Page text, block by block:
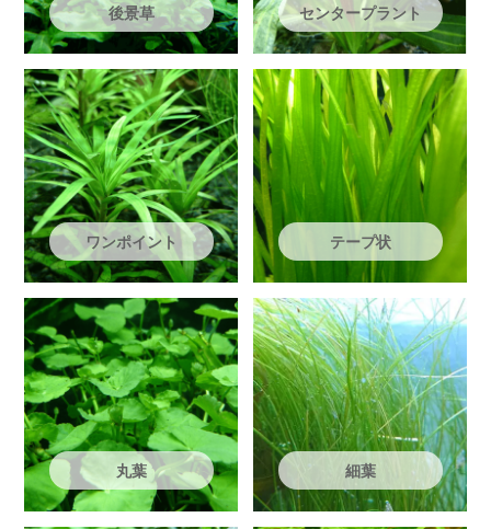
後景草 センタープラント
ワンポイント テープ状
丸葉 細葉